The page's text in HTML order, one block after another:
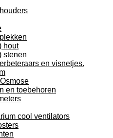
hout
stenen
en visnetjes.
en toebehoren
cool ventilators